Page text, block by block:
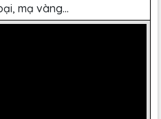
mạ vàng…